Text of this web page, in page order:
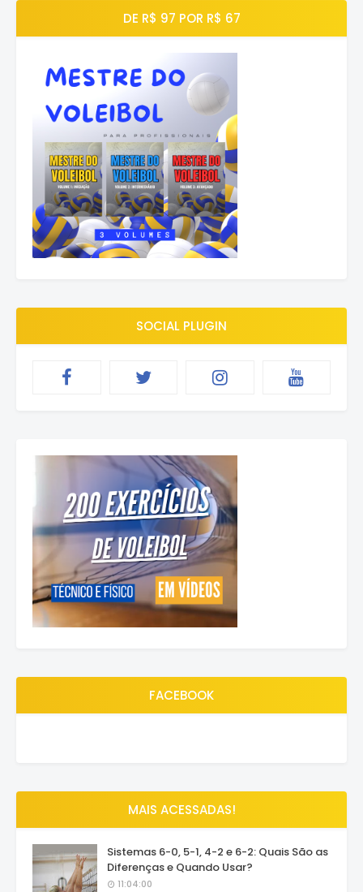
DE R$ 97 POR R$ 67
SOCIAL PLUGIN
FACEBOOK
MAIS ACESSADAS!
Sistemas 6-0, 5-1, 4-2 e 6-2: Quais São as
Diferenças e Quando Usar?
11:04:00